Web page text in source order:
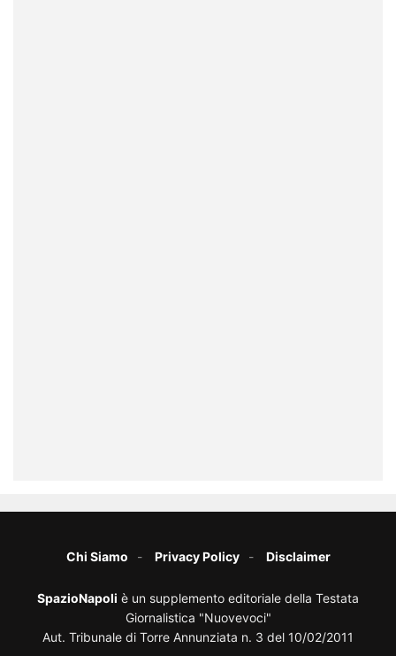
Chi Siamo Privacy Policy Disclaimer
SpazioNapoli è un supplemento editoriale della Testata
Giornalistica "Nuovevoci"
Aut. Tribunale di Torre Annunziata n. 3 del 10/02/2011